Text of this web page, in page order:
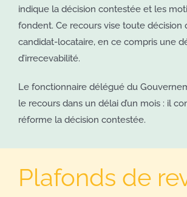
indique la décision contestée et les
fondent. Ce recours vise toute décision
candidat-locataire, en ce compris une
d’irrecevabilité.
Le fonctionnaire délégué du
le recours dans un délai d’un mois : il
réforme la décision contestée.
Plafonds de